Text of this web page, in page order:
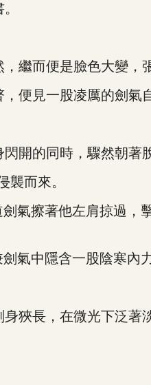
而便是臉色大變，張
見一股凌厲的劍氣
的同時，驟然朝著
而來。
氣擦著他左肩掠過，
中隱含一股陰寒內
狹長，在微光下泛著